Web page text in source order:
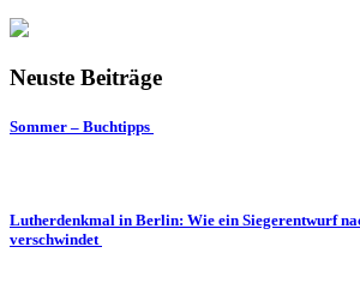
Neuste Beiträge
Sommer – Buchtipps
Lutherdenkmal in Berlin: Wie ein Siegerentwurf
verschwindet